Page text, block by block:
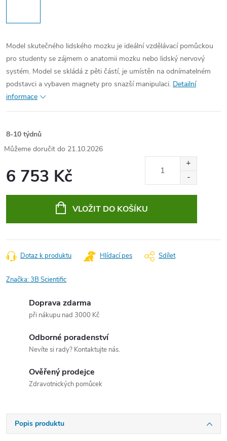
Model skutečného lidského mozku je ideální vzdělávací pomůckou
pro studenty se zájmem o anatomii mozku nebo lidský nervový
systém. Model se skládá z pěti částí, je umístěn na odnímatelném
podstavci a vybaven magnety pro snazší manipulaci. Detailní
informace
8-10 týdnů
21.10.2026
6 753 Kč
VLOŽIT DO KOŠÍKU
Dotaz k produktu Hlídací pes Sdílet
Značka:3B Scientific
Doprava zdarma
při nákupu nad 3000 Kč
Odborné poradenství
Nevíte si rady? Kontaktujte nás.
Ověřený prodejce
Zdravotnických pomůcek
Popis produktu